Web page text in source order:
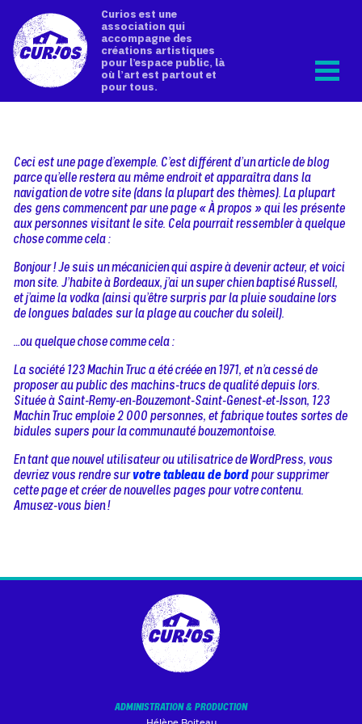
Curios est une
association qui
accompagne des
créations artistiques
pour l’espace public, là
où l’art est partout et
pour tous.
Ceci est une page d’exemple. C’est différent d’un article de blog
parce qu’elle restera au même endroit et apparaîtra dans la
navigation de votre site (dans la plupart des thèmes). La plupart
des gens commencent par une page « À propos » qui les présente
aux personnes visitant le site. Cela pourrait ressembler à quelque
chose comme cela :
Bonjour ! Je suis un mécanicien qui aspire à devenir acteur, et voici
mon site. J’habite à Bordeaux, j’ai un super chien baptisé Russell,
et j’aime la vodka (ainsi qu’être surpris par la pluie soudaine lors
de longues balades sur la plage au coucher du soleil).
…ou quelque chose comme cela :
La société 123 Machin Truc a été créée en 1971, et n’a cessé de
proposer au public des machins-trucs de qualité depuis lors.
Située à Saint-Remy-en-Bouzemont-Saint-Genest-et-Isson, 123
Machin Truc emploie 2 000 personnes, et fabrique toutes sortes de
bidules supers pour la communauté bouzemontoise.
En tant que nouvel utilisateur ou utilisatrice de WordPress, vous
devriez vous rendre survotre tableau de bordpour supprimer
cette page et créer de nouvelles pages pour votre contenu.
Amusez-vous bien !
ADMINISTRATION & PRODUCTION